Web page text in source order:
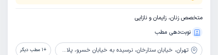
متخصص زنان، زایمان و نازایی
نوبت‌دهی مطب
تهران، خیابان ستارخان، نرسیده به خیابان خسرو، پلاک 613، طبقه همکف +
1 مطب دیگر